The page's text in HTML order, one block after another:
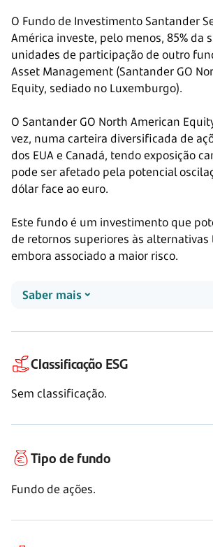
O Fundo de Investimento Santander
América investe, pelo menos, 85% da
unidades de participação de outro
Asset Management (Santander GO
Equity, sediado no Luxemburgo).
O Santander GO North American
vez, numa carteira diversificada de
dos EUA e Canadá, tendo exposição
pode ser afetado pela potencial
dólar face ao euro.
Este fundo é um investimento que
de retornos superiores às alternativas
embora associado a maior risco.
Saber mais
Classificação ESG
Sem classificação.
Tipo de fundo
Fundo de ações.